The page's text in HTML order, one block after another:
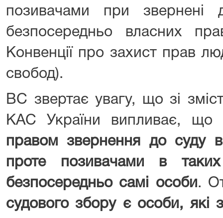
позивачами при
безпосередньо власних
Конвенції про захист прав
свобод).
ВС звертає увагу, що зі
КАС України випливає, що
правом звернення до суду в
проте позивачами в
безпосередньо самі особи .
судового збору є особи, які